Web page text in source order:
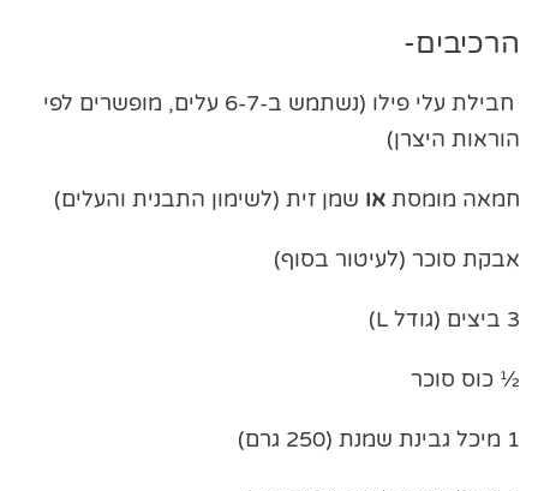
הרכיבים-
חבילת עלי פילו (נשתמש ב-6-7 עלים, מופשרים לפי
הוראות היצרן)
חמאה מומסת או שמן זית (לשימון התבנית והעלים)
אבקת סוכר (לעיטור בסוף)
3 ביצים (גודל L)
½ כוס סוכר
1 מיכל גבינת שמנת (250 גרם)